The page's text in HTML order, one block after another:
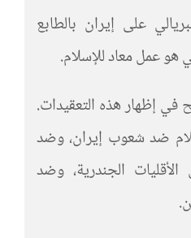
على إيران بالطابع
هو عمل معاد للإسلام.
في إظهار هذه التعقيدات.
ضد شعوب إيران، وضد
الجندرية، وضد